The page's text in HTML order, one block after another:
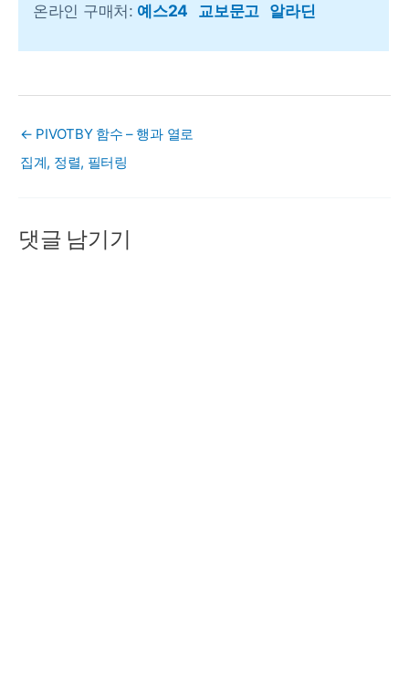
온라인 구매처: 예스24 교보문고 알라딘
← PIVOTBY 함수 – 행과 열로
집계, 정렬, 필터링
댓글 남기기